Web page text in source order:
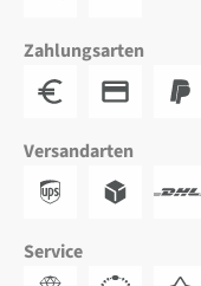
Zahlungsarten
Versandarten
Service